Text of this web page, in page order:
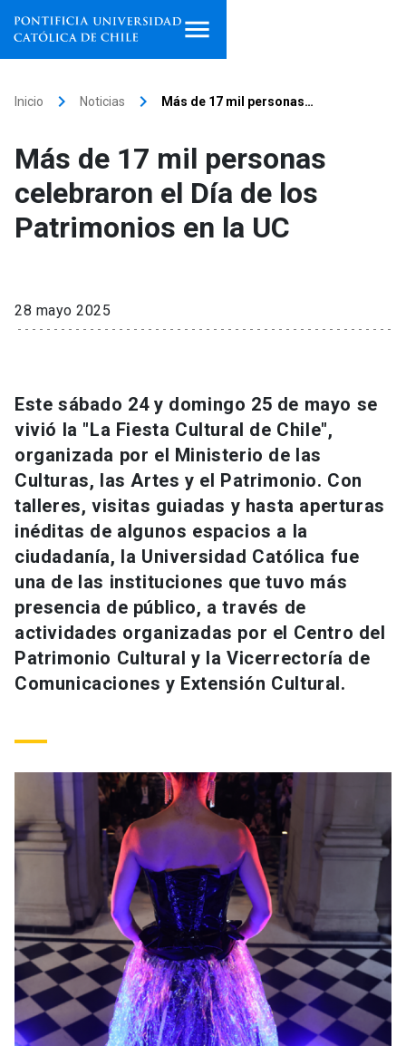
Facultades, escuelas e
institutos
Investigación
Extensión
Universidad
Información para keyboard_arrow_down
Futuros estudiantes
Estudiantes
Académicos
Personal
Alumni launch
Vecinos launch
Go to english site launch
ACCESOS DIRECTOS
Admisión launch
Mi Cuenta UC launch
launch
Inicio keyboard_arrow_right Noticias keyboard_arrow_right Más de 17 mil personas…
Más de 17 mil personas
celebraron el Día de los
Patrimonios en la UC
28 mayo 2025
Este sábado 24 y domingo 25 de mayo se
vivió la "La Fiesta Cultural de Chile",
organizada por el Ministerio de las
Culturas, las Artes y el Patrimonio. Con
talleres, visitas guiadas y hasta aperturas
inéditas de algunos espacios a la
ciudadanía, la Universidad Católica fue
una de las instituciones que tuvo más
presencia de público, a través de
actividades organizadas por el Centro del
Patrimonio Cultural y la Vicerrectoría de
Comunicaciones y Extensión Cultural.